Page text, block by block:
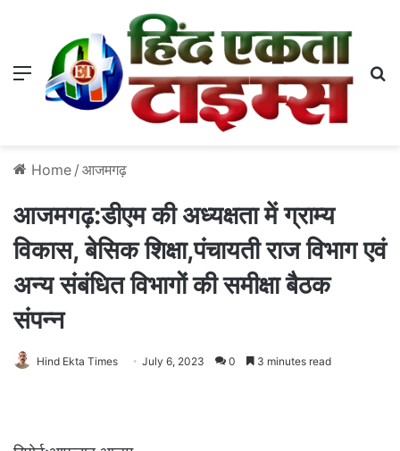
Menu
Home / आजमगढ़
आजमगढ़:डीएम की अध्यक्षता में ग्राम्य
विकास, बेसिक शिक्षा,पंचायती राज विभाग एवं
अन्य संबंधित विभागों की समीक्षा बैठक
संपन्न
Hind Ekta Times July 6, 2023 0 3 minutes read